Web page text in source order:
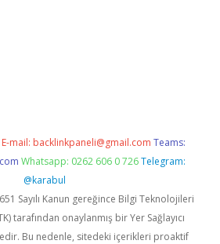
E-mail: backlinkpaneli@gmail.com Teams:
Whatsapp: 0262 606 0 726 Telegram:
@karabul
Sayılı Kanun gereğince Bilgi Teknolojileri
tarafından onaylanmış bir Yer Sağlayıcı
Bu nedenle, sitedeki içerikleri proaktif